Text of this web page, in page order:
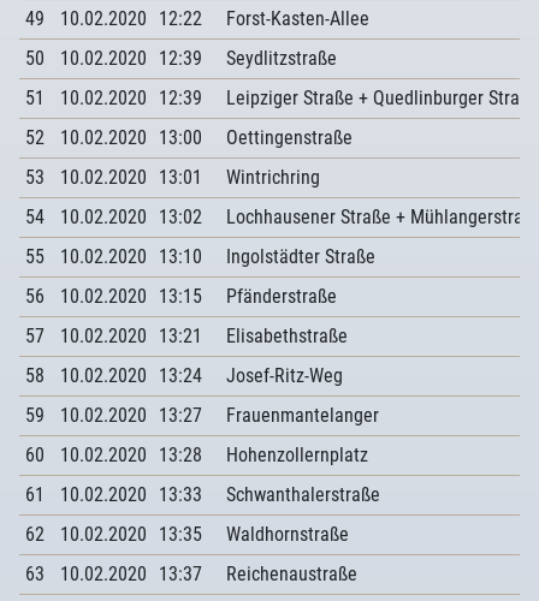
49
10.02.2020 12:22
Forst-Kasten-Allee
50
10.02.2020 12:39
Seydlitzstraße
51
10.02.2020 12:39
Leipziger Straße + Quedlinburger Straße
52
10.02.2020 13:00
Oettingenstraße
53
10.02.2020 13:01
Wintrichring
54
10.02.2020 13:02
Lochhausener Straße +
55
10.02.2020 13:10
Ingolstädter Straße
56
10.02.2020 13:15
Pfänderstraße
57
10.02.2020 13:21
Elisabethstraße
58
10.02.2020 13:24
Josef-Ritz-Weg
59
10.02.2020 13:27
Frauenmantelanger
60
10.02.2020 13:28
Hohenzollernplatz
61
10.02.2020 13:33
Schwanthalerstraße
62
10.02.2020 13:35
Waldhornstraße
63
10.02.2020 13:37
Reichenaustraße